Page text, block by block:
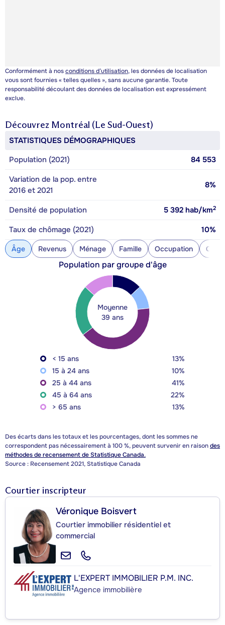
Conformément à nosconditions d’utilisation, les données de localisation
vous sont fournies « telles quelles », sans aucune garantie. Toute
responsabilité découlant des données de localisation est expressément
exclue.
Découvrez Montréal (Le Sud-Ouest)
STATISTIQUES DÉMOGRAPHIQUES
Population (2021)
84 553
Variation de la pop. entre
2016 et 2021
8%
Densité de population 5 392 hab/km2
Taux de chômage (2021) 10%
Âge Revenus Ménage Famille Occupation
Population par groupe d'âge
Moyenne
39 ans
< 15 ans
13%
15 à 24 ans
10%
25 à 44 ans
41%
45 à 64 ans
22%
> 65 ans
13%
Des écarts dans les totaux et les pourcentages, dont les sommes ne
correspondent pas nécessairement à 100 %, peuvent survenir en raisondes
méthodes de recensement de Statistique Canada.
Source : Recensement 2021, Statistique Canada
Courtier inscripteur
Véronique Boisvert
Courtier immobilier résidentiel et
commercial
L'EXPERT IMMOBILIER P.M. INC.
Agence immobilière